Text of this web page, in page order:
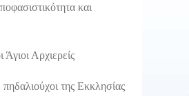
και
Αρχιερείς
πηδαλιούχοι της Εκκλησίας